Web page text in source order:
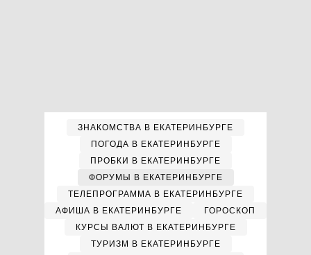
ЗНАКОМСТВА В ЕКАТЕРИНБУРГЕ
ПОГОДА В ЕКАТЕРИНБУРГЕ
ПРОБКИ В ЕКАТЕРИНБУРГЕ
ФОРУМЫ В ЕКАТЕРИНБУРГЕ
ТЕЛЕПРОГРАММА В ЕКАТЕРИНБУРГЕ
АФИША В ЕКАТЕРИНБУРГЕ
ГОРОСКОП
КУРСЫ ВАЛЮТ В ЕКАТЕРИНБУРГЕ
ТУРИЗМ В ЕКАТЕРИНБУРГЕ